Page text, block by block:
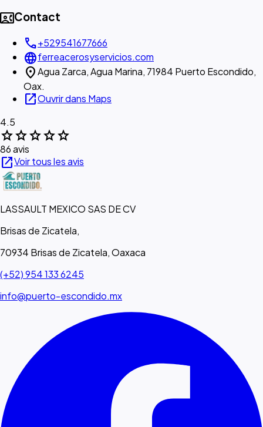
contact_phoneContact
call+529541677666
languageferreacerosyservicios.com
location_onAgua Zarca, Agua Marina, 71984 Puerto Escondido,
Oax.
open_in_newOuvrir dans Maps
4.5
starstarstarstarstar
86 avis
open_in_newVoir tous les avis
LASSAULT MEXICO SAS DE CV
Brisas de Zicatela,
70934 Brisas de Zicatela, Oaxaca
(+52) 954 133 6245
info@puerto-escondido.mx